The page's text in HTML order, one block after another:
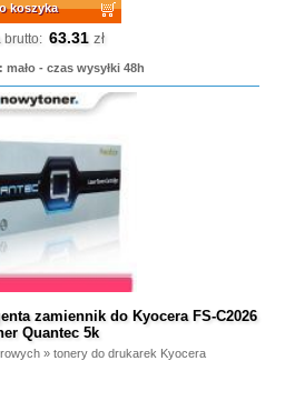
koszyka
brutto: 63.31 zł
- czas wysyłki 48h
zamiennik do Kyocera FS-C2026
Quantec 5k
» tonery do drukarek Kyocera